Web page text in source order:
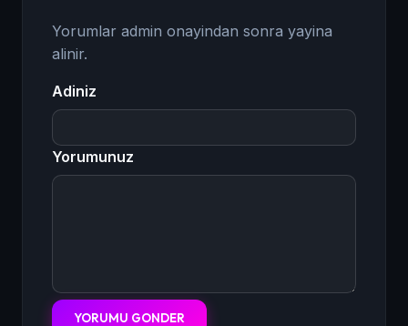
Yorumlar admin onayindan sonra yayina
alinir.
Adiniz
Yorumunuz
YORUMU GONDER